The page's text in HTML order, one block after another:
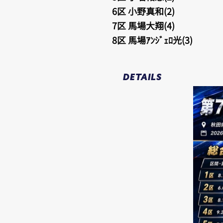
6区 小野真和(2)
7区 馬場大翔(4)
8区 馬場ｱﾝｼﾞｪﾛ光(3)
DETAILS